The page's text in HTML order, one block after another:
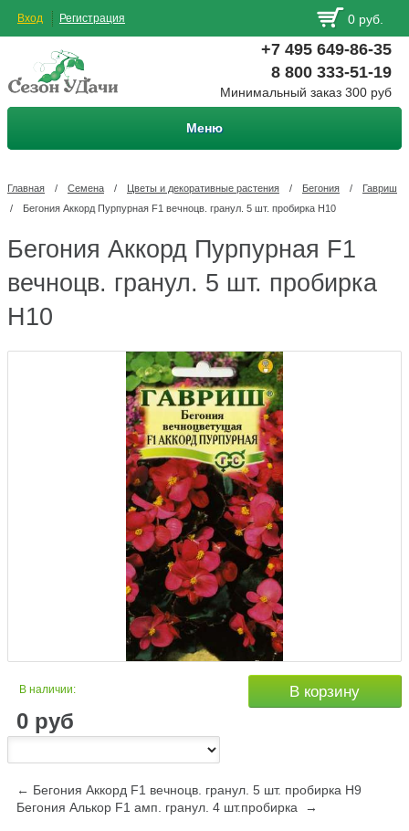
Вход Регистрация 0 руб.
+7 495 649-86-35
8 800 333-51-19
Минимальный заказ 300 руб
Меню
Главная / Семена / Цветы и декоративные растения / Бегония /
Гавриш
/
Бегония Аккорд Пурпурная F1 вечноцв. гранул. 5 шт. пробирка Н10
Бегония Аккорд Пурпурная F1
вечноцв. гранул. 5 шт. пробирка
Н10
В наличии:
0 руб
В корзину
← Бегония Аккорд F1 вечноцв. гранул. 5 шт. пробирка Н9
Бегония Алькор F1 амп. гранул. 4 шт.пробирка →